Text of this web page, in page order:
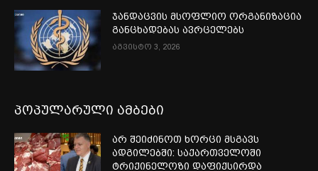
ჯანდაცვის მსოფლიო ორგანიზაცია
განცხადებას ავრცელებს
აგვისტო 3, 2026
პოპულარული ამბები
არ შეიძინოთ ხორცი მსგავს
ადგილებში: საქართველოში
ტრიქინელოზი დაფიქსირდა